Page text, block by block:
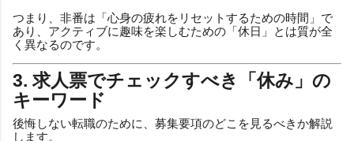
つまり、非番は「心身の疲れをリセットするための時間」で
あり、アクティブに趣味を楽しむための「休日」とは質が全
く異なるのです。
3. 求人票でチェックすべき「休み」の
キーワード
後悔しない転職のために、募集要項のどこを見るべきか解説
します。